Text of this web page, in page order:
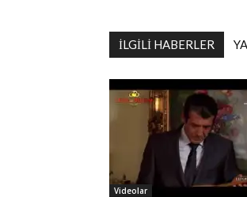
İLGILI HABERLER
Videolar